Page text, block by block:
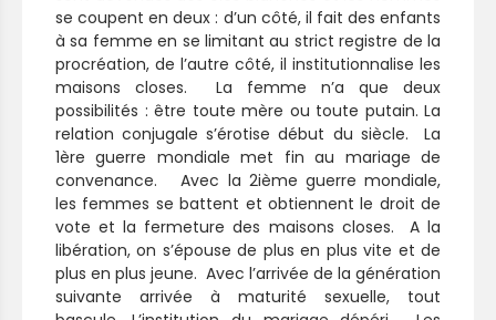
se coupent en deux : d’un côté, il fait des enfants
à sa femme en se limitant au strict registre de la
procréation, de l’autre côté, il institutionnalise les
maisons closes. La femme n’a que deux
possibilités : être toute mère ou toute putain. La
relation conjugale s’érotise début du siècle. La
1ère guerre mondiale met fin au mariage de
convenance. Avec la 2ième guerre mondiale,
les femmes se battent et obtiennent le droit de
vote et la fermeture des maisons closes. A la
libération, on s’épouse de plus en plus vite et de
plus en plus jeune. Avec l’arrivée de la génération
suivante arrivée à maturité sexuelle, tout